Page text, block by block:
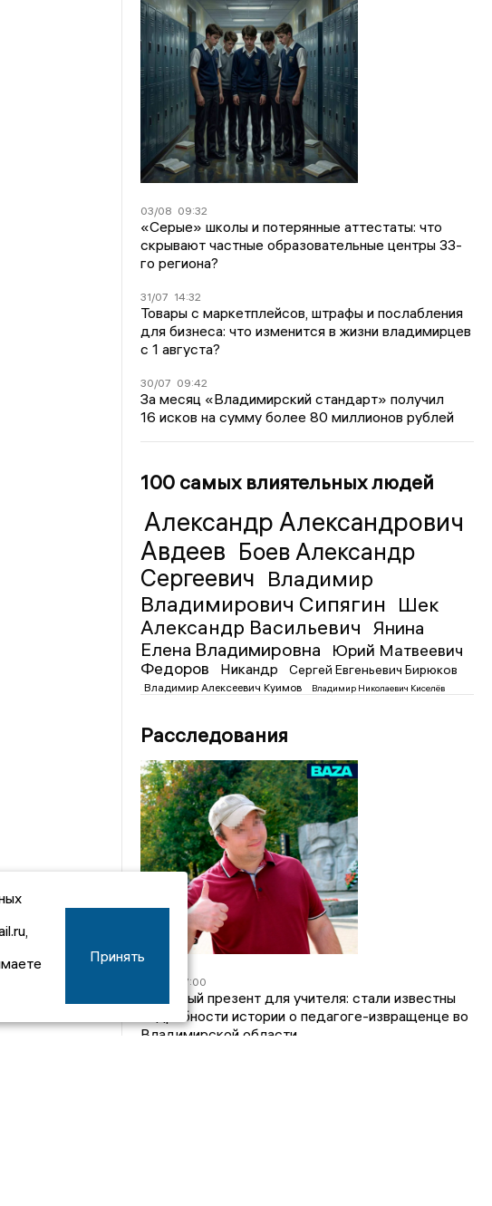
03/08 09:32
«Серые» школы и потерянные аттестаты: что
скрывают частные образовательные центры 33-
го региона?
31/07 14:32
Товары с маркетплейсов, штрафы и послабления
для бизнеса: что изменится в жизни владимирцев
с 1 августа?
30/07 09:42
За месяц «Владимирский стандарт» получил
16 исков на сумму более 80 миллионов рублей
100 самых влиятельных людей
Александр Александрович
Авдеев Боев Александр
Сергеевич Владимир
Владимирович Сипягин Шек
Александр Васильевич
Янина
Елена Владимировна
Юрий Матвеевич
Федоров
Никандр Сергей Евгеньевич Бирюков
Владимир Алексеевич Куимов Владимир Николаевич Киселёв
Расследования
17:00
Странный презент для учителя: стали известны
подробности истории о педагоге-извращенце во
Владимирской области
Принять